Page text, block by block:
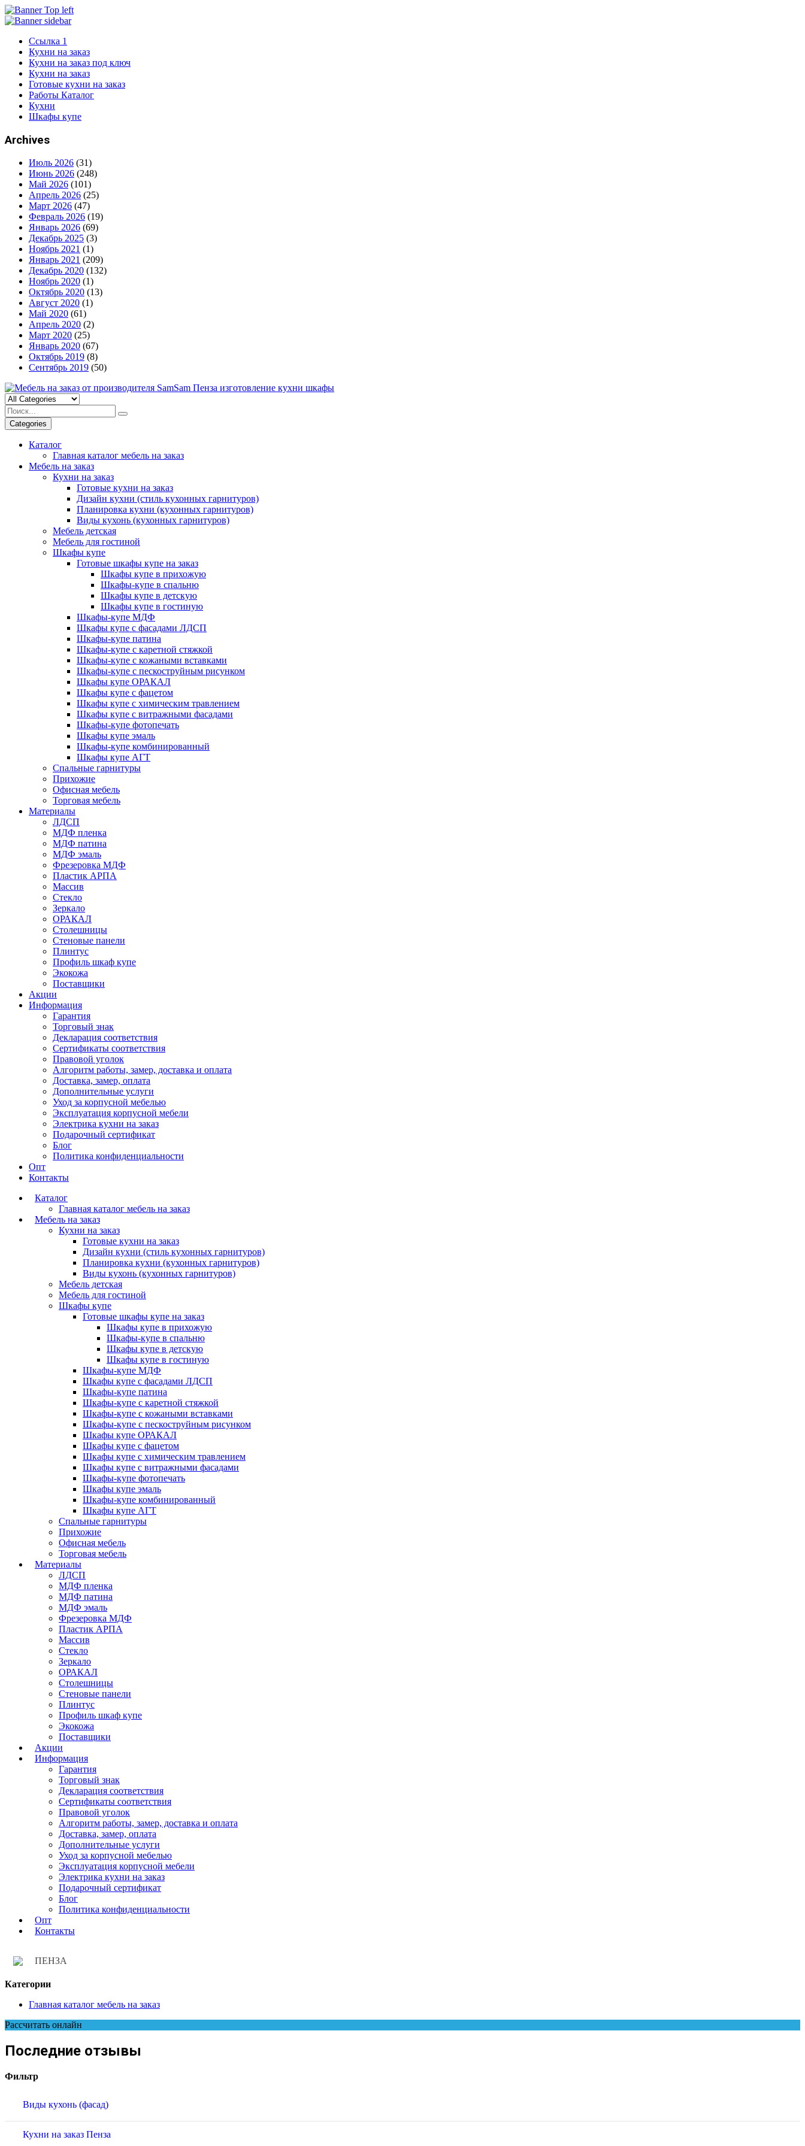
Ссылка 1
Кухни на заказ
Кухни на заказ под ключ
Кухни на заказ
Готовые кухни на заказ
Работы Каталог
Кухни
Шкафы купе
Archives
Июль 2026 (31)
Июнь 2026 (248)
Май 2026 (101)
Апрель 2026 (25)
Март 2026 (47)
Февраль 2026 (19)
Январь 2026 (69)
Декабрь 2025 (3)
Ноябрь 2021 (1)
Январь 2021 (209)
Декабрь 2020 (132)
Ноябрь 2020 (1)
Октябрь 2020 (13)
Август 2020 (1)
Май 2020 (61)
Апрель 2020 (2)
Март 2020 (25)
Январь 2020 (67)
Октябрь 2019 (8)
Сентябрь 2019 (50)
Categories
Каталог
Главная каталог мебель на заказ
Мебель на заказ
Кухни на заказ
Готовые кухни на заказ
Дизайн кухни (стиль кухонных гарнитуров)
Планировка кухни (кухонных гарнитуров)
Виды кухонь (кухонных гарнитуров)
Мебель детская
Мебель для гостиной
Шкафы купе
Готовые шкафы купе на заказ
Шкафы купе в прихожую
Шкафы-купе в спальню
Шкафы купе в детскую
Шкафы купе в гостиную
Шкафы-купе МДФ
Шкафы купе с фасадами ЛДСП
Шкафы-купе патина
Шкафы-купе с каретной стяжкой
Шкафы-купе с кожаными вставками
Шкафы-купе с пескоструйным рисунком
Шкафы купе ОРАКАЛ
Шкафы купе с фацетом
Шкафы купе с химическим травлением
Шкафы купе с витражными фасадами
Шкафы-купе фотопечать
Шкафы купе эмаль
Шкафы-купе комбинированный
Шкафы купе АГТ
Спальные гарнитуры
Прихожие
Офисная мебель
Торговая мебель
Материалы
ЛДСП
МДФ пленка
МДФ патина
МДФ эмаль
Фрезеровка МДФ
Пластик АРПА
Массив
Стекло
Зеркало
ОРАКАЛ
Столешницы
Стеновые панели
Плинтус
Профиль шкаф купе
Экокожа
Поставщики
Акции
Информация
Гарантия
Торговый знак
Декларация соответствия
Сертификаты соответствия
Правовой уголок
Алгоритм работы, замер, доставка и оплата
Доставка, замер, оплата
Дополнительные услуги
Уход за корпусной мебелью
Эксплуатация корпусной мебели
Электрика кухни на заказ
Подарочный сертификат
Блог
Политика конфиденциальности
Опт
Контакты
Каталог
Главная каталог мебель на заказ
Мебель на заказ
Кухни на заказ
Готовые кухни на заказ
Дизайн кухни (стиль кухонных гарнитуров)
Планировка кухни (кухонных гарнитуров)
Виды кухонь (кухонных гарнитуров)
Мебель детская
Мебель для гостиной
Шкафы купе
Готовые шкафы купе на заказ
Шкафы купе в прихожую
Шкафы-купе в спальню
Шкафы купе в детскую
Шкафы купе в гостиную
Шкафы-купе МДФ
Шкафы купе с фасадами ЛДСП
Шкафы-купе патина
Шкафы-купе с каретной стяжкой
Шкафы-купе с кожаными вставками
Шкафы-купе с пескоструйным рисунком
Шкафы купе ОРАКАЛ
Шкафы купе с фацетом
Шкафы купе с химическим травлением
Шкафы купе с витражными фасадами
Шкафы-купе фотопечать
Шкафы купе эмаль
Шкафы-купе комбинированный
Шкафы купе АГТ
Спальные гарнитуры
Прихожие
Офисная мебель
Торговая мебель
Материалы
ЛДСП
МДФ пленка
МДФ патина
МДФ эмаль
Фрезеровка МДФ
Пластик АРПА
Массив
Стекло
Зеркало
ОРАКАЛ
Столешницы
Стеновые панели
Плинтус
Профиль шкаф купе
Экокожа
Поставщики
Акции
Информация
Гарантия
Торговый знак
Декларация соответствия
Сертификаты соответствия
Правовой уголок
Алгоритм работы, замер, доставка и оплата
Доставка, замер, оплата
Дополнительные услуги
Уход за корпусной мебелью
Эксплуатация корпусной мебели
Электрика кухни на заказ
Подарочный сертификат
Блог
Политика конфиденциальности
Опт
Контакты
ПЕНЗА
Категории
Главная каталог мебель на заказ
Рассчитать онлайн
Последние отзывы
Фильтр
Виды кухонь (фасад)
Кухни на заказ Пенза